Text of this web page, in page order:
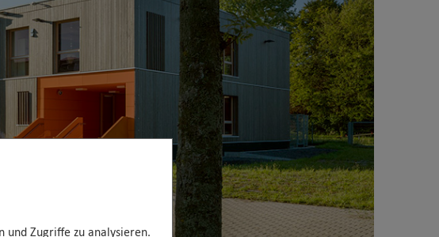
und Zugriffe zu analysieren.